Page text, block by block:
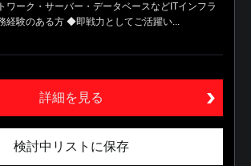
ワーク・サーバー・データベースなどITインフラ
経験のある方 ◆即戦力としてご活躍い...
詳細を見る
検討中リストに保存